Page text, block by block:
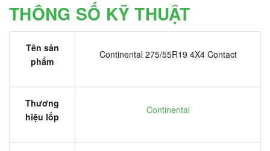
THÔNG SỐ KỸ THUẬT
Tên sản
phẩm
Continental 275/55R19 4X4 Contact
Thương
hiệu lốp
Continental